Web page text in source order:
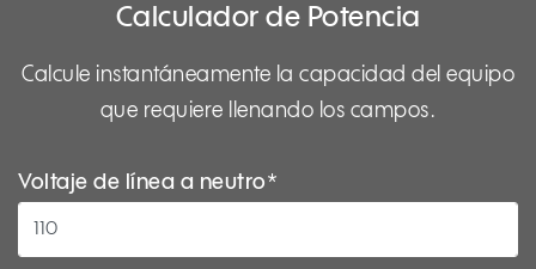
Calculador de Potencia
Calcule instantáneamente la capacidad del equipo
que requiere llenando los campos.
Voltaje de línea a neutro*